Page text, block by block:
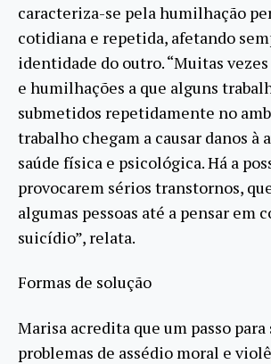
caracteriza-se pela humilhação
cotidiana e repetida, afetando
identidade do outro. “Muitas
e humilhações a que alguns
submetidos repetidamente no
trabalho chegam a causar danos à
saúde física e psicológica. Há a
provocarem sérios transtornos,
algumas pessoas até a pensar em
suicídio”, relata.
Formas de solução
Marisa acredita que um passo para
problemas de assédio moral e